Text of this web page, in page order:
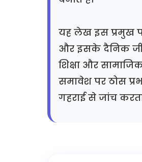
यह लेख इस प्रमुख
और इसके दैनिक
शिक्षा और
समावेश पर ठोस
गहराई से जांच